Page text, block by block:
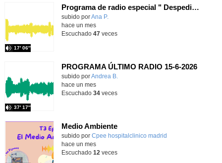
Programa de radio especial " Despedida de nuestra Directora Esther"
subido porAna P.
17′ 06″
hace un mes
Escuchado 47veces
PROGRAMA ÚLTIMO RADIO 15-6-2026
Contenido educativo.
subido porAndrea B.
37′ 17″
hace un mes
Escuchado 34veces
Medio Ambiente
Contenido educativo.
subido por Cpee hospitalclinico madrid
hace un mes
Escuchado 12 veces